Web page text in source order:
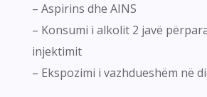
– Aspirins dhe AINS
– Konsumi i alkolit 2 javë
injektimit
– Ekspozimi i vazhdueshëm në